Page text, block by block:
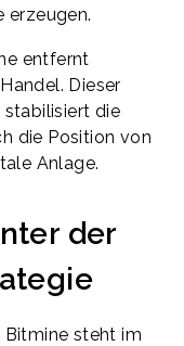
erzeugen.
entfernt
Dieser
die
die Position von
Anlage.
der
steht im